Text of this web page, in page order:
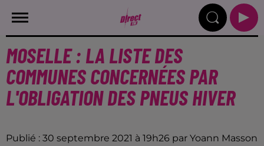
MOSELLE : LA LISTE DES
COMMUNES CONCERNÉES PAR
L'OBLIGATION DES PNEUS HIVER
Publié : 30 septembre 2021 à 19h26 par Yoann Masson